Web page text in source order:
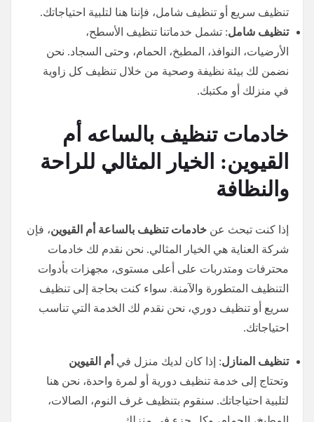
تنظيف سريع أو تنظيف شامل، فإننا هنا لتلبية احتياجاتك.
تنظيف شامل: تشمل خدماتنا تنظيف الأسطح،
الأرضيات، النوافذ، المطبخ، الحمام، وحتى السجاد. نحن
نضمن لك بيئة نظيفة وصحية من خلال تنظيف كل زاوية
في منزلك أو مكتبك.
خادمات تنظيف بالساعه أم
القيوين: الخيار المثالي للراحة
والنظافة
إذا كنت تبحث عن خادمات تنظيف بالساعة أم القيوين، فإن
شركة العناية هي الخيار المثالي. نحن نقدم لك خادمات
محترفات ومتدربات على أعلى مستوى، مجهزات بأدوات
التنظيف المتطورة والآمنة. سواء كنت بحاجة إلى تنظيف
سريع أو تنظيف دوري، نحن نقدم لك الخدمة التي تناسب
احتياجاتك.
تنظيف المنازل: إذا كان لديك منزل في أم القيوين
وتحتاج إلى خدمة تنظيف دورية أو لمرة واحدة، نحن هنا
لتلبية احتياجاتك. سنقوم بتنظيف غرف النوم، الصالات،